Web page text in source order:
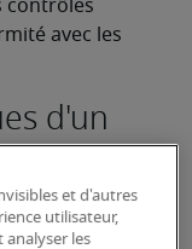
contrôles
avec les
d'un
—
:
comptables
et d'autres
utilisateur,
analyser les